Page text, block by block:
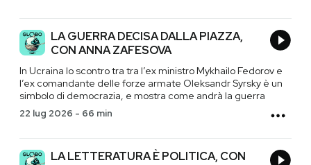
LA GUERRA DECISA DALLA PIAZZA,
CON ANNA ZAFESOVA
In Ucraina lo scontro tra tra l’ex ministro Mykhailo Fedorov e
l’ex comandante delle forze armate Oleksandr Syrsky è un
simbolo di democrazia, e mostra come andrà la guerra
22 lug 2026 - 66 min
LA LETTERATURA È POLITICA, CON